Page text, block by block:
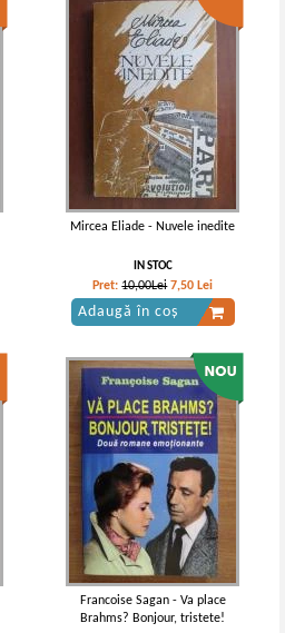
Mircea Eliade - Nuvele inedite
IN STOC
Pret:10,00Lei 7,50 Lei
Adaugă în coș
Francoise Sagan - Va place
Brahms? Bonjour, tristete!